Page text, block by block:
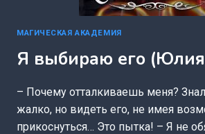
МАГИЧЕСКАЯ АКАДЕМИЯ
Я выбираю его
– Почему отталкиваешь меня?
жалко, но видеть его, не имея
прикоснуться… Это пытка! – Я не